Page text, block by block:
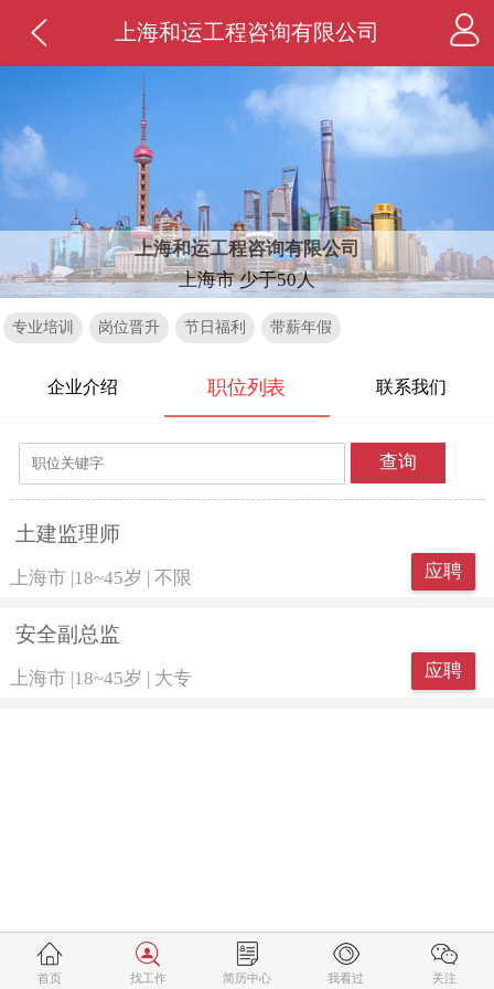
上海和运工程咨询有限公司
上海和运工程咨询有限公司
上海市 少于50人
专业培训 岗位晋升 节日福利 带薪年假
企业介绍 职位列表 联系我们
查询
土建监理师
上海市 18~45岁 不限 应聘
安全副总监
上海市 |18~45岁 | 大专 应聘
首页 找工作 简历中心 我看过 关注